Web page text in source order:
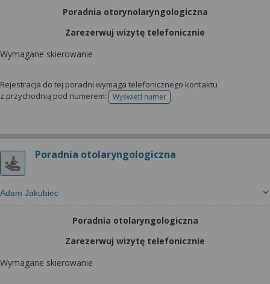
Poradnia otorynolaryngologiczna
Zarezerwuj wizytę telefonicznie
Wymagane skierowanie
Rejestracja do tej poradni wymaga telefonicznego kontaktu
z przychodnią pod numerem:
Wyświetl numertelefonu do rejestracji
Poradnia otolaryngologiczna
Adam Jakubiec
Poradnia otolaryngologiczna
Zarezerwuj wizytę telefonicznie
Wymagane skierowanie